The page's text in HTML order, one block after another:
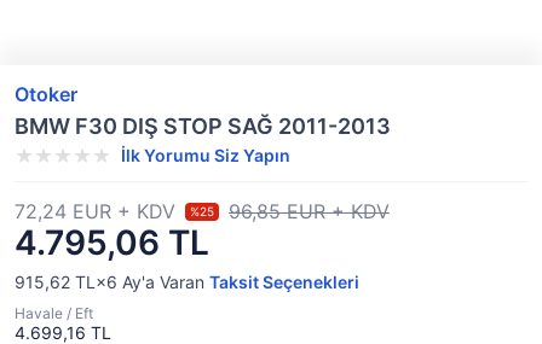
Otoker
BMW F30 DIŞ STOP SAĞ 2011-2013
İlk Yorumu Siz Yapın
4.795,06 TL
72,24 EUR + KDV %25 96,85 EUR + KDV
915,62 TL×6 Ay'a Varan Taksit Seçenekleri
Havale / Eft
4.699,16 TL